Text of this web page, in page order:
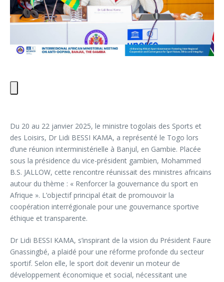
Du 20 au 22 janvier 2025, le ministre togolais des Sports et
des Loisirs, Dr Lidi BESSI KAMA, a représenté le Togo lors
d’une réunion interministérielle à Banjul, en Gambie. Placée
sous la présidence du vice-président gambien, Mohammed
B.S. JALLOW, cette rencontre réunissait des ministres africains
autour du thème : « Renforcer la gouvernance du sport en
Afrique ». L’objectif principal était de promouvoir la
coopération interrégionale pour une gouvernance sportive
éthique et transparente.
Dr Lidi BESSI KAMA, s’inspirant de la vision du Président Faure
Gnassingbé, a plaidé pour une réforme profonde du secteur
sportif. Selon elle, le sport doit devenir un moteur de
développement économique et social, nécessitant une